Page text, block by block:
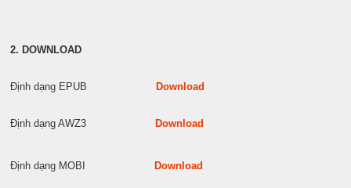
2. DOWNLOAD
Định dạng EPUBDownload
Định dạng AWZ3Download
Định dạng MOBIDownload